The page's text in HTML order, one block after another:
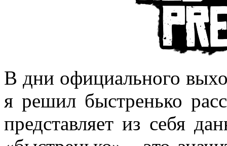
В дни официального
я решил быстренько
представляет из себя